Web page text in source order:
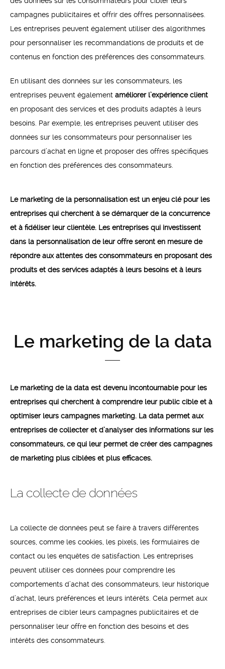
campagnes publicitaires et offrir des offres personnalisées.
Les entreprises peuvent également utiliser des algorithmes
pour personnaliser les recommandations de produits et de
contenus en fonction des préférences des consommateurs.
En utilisant des données sur les consommateurs, les
entreprises peuvent également améliorer l’expérience client
en proposant des services et des produits adaptés à leurs
besoins. Par exemple, les entreprises peuvent utiliser des
données sur les consommateurs pour personnaliser les
parcours d’achat en ligne et proposer des offres spécifiques
en fonction des préférences des consommateurs.
Le marketing de la personnalisation est un enjeu clé pour les
entreprises qui cherchent à se démarquer de la concurrence
et à fidéliser leur clientèle. Les entreprises qui investissent
dans la personnalisation de leur offre seront en mesure de
répondre aux attentes des consommateurs en proposant des
produits et des services adaptés à leurs besoins et à leurs
intérêts.
Le marketing de la data
Le marketing de la data est devenu incontournable pour les
entreprises qui cherchent à comprendre leur public cible et à
optimiser leurs campagnes marketing. La data permet aux
entreprises de collecter et d’analyser des informations sur les
consommateurs, ce qui leur permet de créer des campagnes
de marketing plus ciblées et plus efficaces.
La collecte de données
La collecte de données peut se faire à travers différentes
sources, comme les cookies, les pixels, les formulaires de
contact ou les enquêtes de satisfaction. Les entreprises
peuvent utiliser ces données pour comprendre les
comportements d’achat des consommateurs, leur historique
d’achat, leurs préférences et leurs intérêts. Cela permet aux
entreprises de cibler leurs campagnes publicitaires et de
personnaliser leur offre en fonction des besoins et des
intérêts des consommateurs.